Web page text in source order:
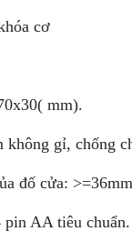
cơ
mm).
gỉ, chống
đố cửa:
pin AA tiêu